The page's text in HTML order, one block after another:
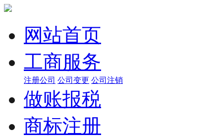
网站首页
工商服务
注册公司 公司变更 公司注销
做账报税
商标注册